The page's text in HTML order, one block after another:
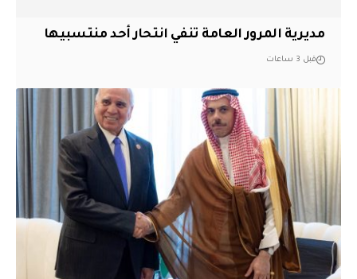
مديرية المرور العامة تنفي انتحار أحد منتسبيها
قبل 3 ساعات